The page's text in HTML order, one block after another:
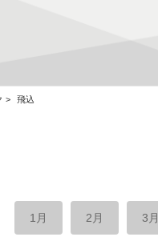
飛込
1月 2月 3月